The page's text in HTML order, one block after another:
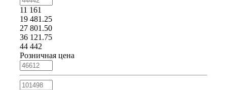
11 161
19 481.25
27 801.50
36 121.75
44 442
Розничная цена